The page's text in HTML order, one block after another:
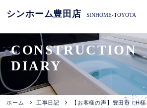
シンホーム豊田店 SINHOME-TOYOTA
CONSTRUCTION
DIARY
ホーム 工事日記 【お客様の声】豊田市 I.H様